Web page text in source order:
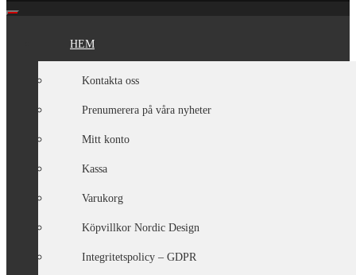
HEM
Kontakta oss
Prenumerera på våra nyheter
Mitt konto
Kassa
Varukorg
Köpvillkor Nordic Design
Integritetspolicy – GDPR